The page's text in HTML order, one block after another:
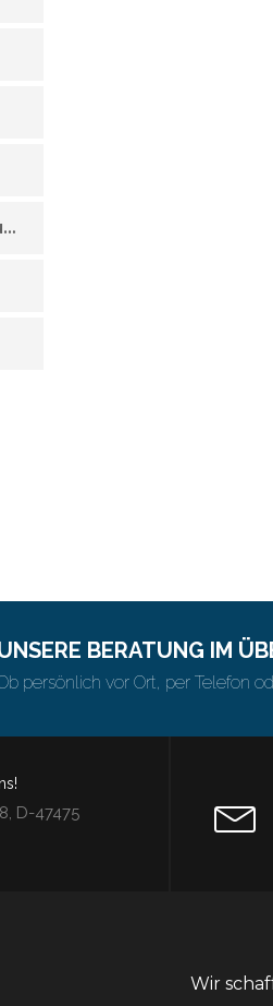
BERATUNG IM
persönlich vor Ort, per Telefon
D-47475
Wir